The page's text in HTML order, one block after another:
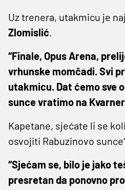
Uz trenera, utakmicu je
Zlomislić.
“Finale, Opus Arena,
vrhunske momčadi. Svi
utakmicu. Dat ćemo sve
sunce vratimo na
Kapetane, sjećate li se
osvojiti Rabuzinovo
“Sjećam se, bilo je jako
presretan da ponovno